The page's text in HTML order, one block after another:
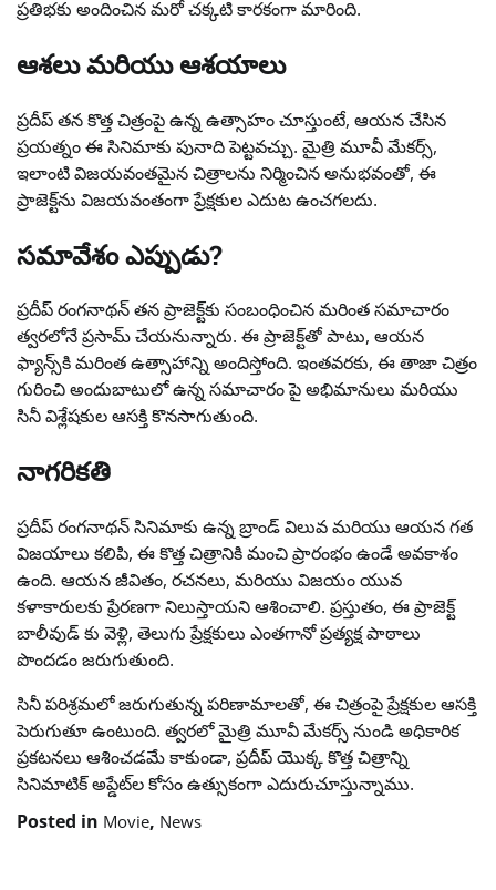
ప్రతిభకు అందించిన మరో చక్కటి కారకంగా మారింది.
ఆశలు మరియు ఆశయాలు
ప్రదీప్ తన కొత్త చిత్రంపై ఉన్న ఉత్సాహం చూస్తుంటే, ఆయన చేసిన
ప్రయత్నం ఈ సినిమాకు పునాది పెట్టవచ్చు. మైత్రి మూవీ మేకర్స్,
ఇలాంటి విజయవంతమైన చిత్రాలను నిర్మించిన అనుభవంతో, ఈ
ప్రాజెక్ట్‌ను విజయవంతంగా ప్రేక్షకుల ఎదుట ఉంచగలదు.
సమావేశం ఎప్పుడు?
ప్రదీప్ రంగనాథన్ తన ప్రాజెక్ట్‌కు సంబంధించిన మరింత సమాచారం
త్వరలోనే ప్రసామ్ చేయనున్నారు. ఈ ప్రాజెక్ట్‌తో పాటు, ఆయన
ఫ్యాన్స్‌కి మరింత ఉత్సాహాన్ని అందిస్తోంది. ఇంతవరకు, ఈ తాజా చిత్రం
గురించి అందుబాటులో ఉన్న సమాచారం పై అభిమానులు మరియు
సినీ విశ్లేషకుల ఆసక్తి కొనసాగుతుంది.
నాగరికతి
ప్రదీప్ రంగనాథన్ సినిమాకు ఉన్న బ్రాండ్ విలువ మరియు ఆయన గత
విజయాలు కలిపి, ఈ కొత్త చిత్రానికి మంచి ప్రారంభం ఉండే అవకాశం
ఉంది. ఆయన జీవితం, రచనలు, మరియు విజయం యువ
కళాకారులకు ప్రేరణగా నిలుస్తాయని ఆశించాలి. ప్రస్తుతం, ఈ ప్రాజెక్ట్
బాలీవుడ్ కు వెళ్లి, తెలుగు ప్రేక్షకులు ఎంతగానో ప్రత్యక్ష పాఠాలు
పొందడం జరుగుతుంది.
సినీ పరిశ్రమలో జరుగుతున్న పరిణామాలతో, ఈ చిత్రంపై ప్రేక్షకుల ఆసక్తి
పెరుగుతూ ఉంటుంది. త్వరలో మైత్రి మూవీ మేకర్స్ నుండి అధికారిక
ప్రకటనలు ఆశించడమే కాకుండా, ప్రదీప్ యొక్క కొత్త చిత్రాన్ని
సినిమాటిక్ అప్డేట్‌ల కోసం ఉత్సుకంగా ఎదురుచూస్తున్నాము.
Posted in Movie, News